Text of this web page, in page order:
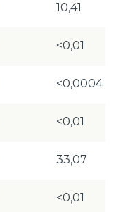
10,41
<0,01
<0,0004
<0,01
33,07
<0,01